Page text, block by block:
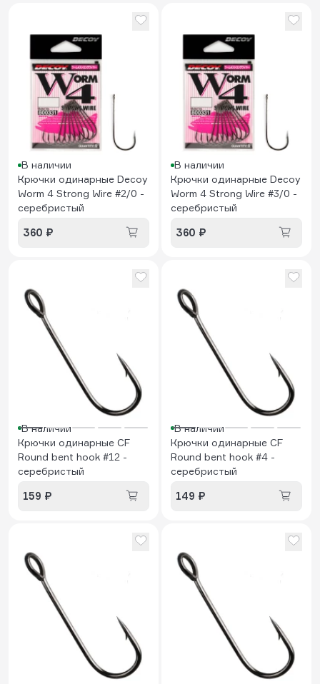
В наличии
Крючки одинарные Decoy
Worm 4 Strong Wire #2/0 -
серебристый
360 ₽
В наличии
Крючки одинарные Decoy
Worm 4 Strong Wire #3/0 -
серебристый
360 ₽
В наличии
Крючки одинарные CF
Round bent hook #12 -
серебристый
159 ₽
В наличии
Крючки одинарные CF
Round bent hook #4 -
серебристый
149 ₽